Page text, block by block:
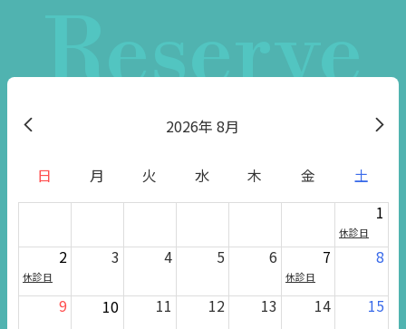
Reserve
2026 8月
日 月 火 水 木 金
土
1
休診日
2
休診日
3 4 5 6 7
休診日
8
9 10 11 12 13 14 15